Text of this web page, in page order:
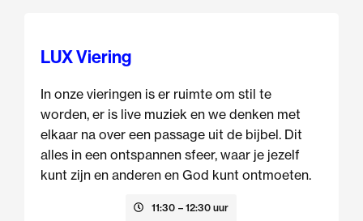
LUX Viering
In onze vieringen is er ruimte om stil te
worden, er is live muziek en we denken met
elkaar na over een passage uit de bijbel. Dit
alles in een ontspannen sfeer, waar je jezelf
kunt zijn en anderen en God kunt ontmoeten.
11:30 – 12:30 uur